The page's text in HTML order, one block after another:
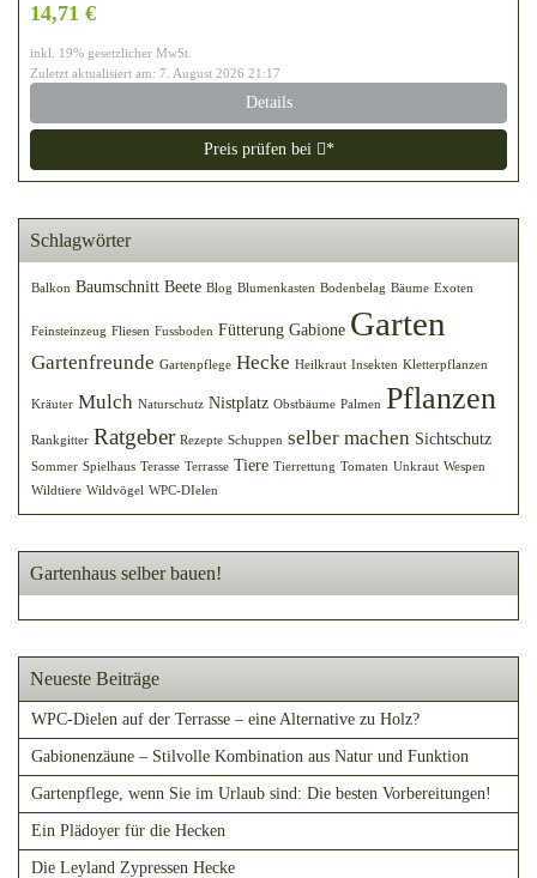
14,71 €
inkl. 19% gesetzlicher MwSt.
Zuletzt aktualisiert am: 7. August 2026 21:17
Details
Preis prüfen bei *
Schlagwörter
Balkon Baumschnitt Beete Blog Blumenkasten Bodenbelag Bäume Exoten
Feinsteinzeug Fliesen Fussboden Fütterung Gabione Garten
Gartenfreunde Gartenpflege Hecke Heilkraut Insekten Kletterpflanzen
Kräuter Mulch Naturschutz Nistplatz Obstbäume Palmen Pflanzen
Rankgitter Ratgeber Rezepte Schuppen selber machen Sichtschutz
Sommer Spielhaus Terasse Terrasse Tiere Tierrettung Tomaten Unkraut Wespen
Wildtiere Wildvögel WPC-DIelen
Gartenhaus selber bauen!
Neueste Beiträge
WPC-Dielen auf der Terrasse – eine Alternative zu Holz?
Gabionenzäune – Stilvolle Kombination aus Natur und Funktion
Gartenpflege, wenn Sie im Urlaub sind: Die besten Vorbereitungen!
Ein Plädoyer für die Hecken
Die Leyland Zypressen Hecke